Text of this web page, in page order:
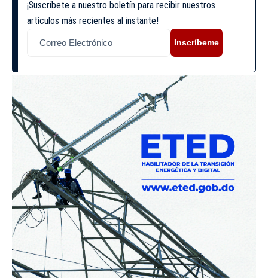
¡Suscríbete a nuestro boletín para recibir nuestros
artículos más recientes al instante!
Inscríbeme